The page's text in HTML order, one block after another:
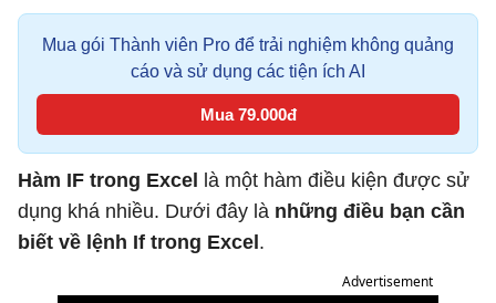
Mua gói Thành viên Pro để trải nghiệm không quảng
cáo và sử dụng các tiện ích AI
Mua 79.000đ
Hàm IF trong Excel
là một hàm điều kiện được sử
dụng khá nhiều. Dưới đây là những điều bạn cần
biết về lệnh If trong Excel .
Advertisement